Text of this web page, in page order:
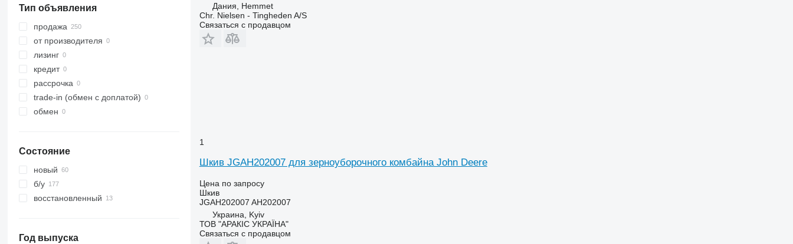
S690
T660
W550
W650
W660
Тип объявления
продажа
от производителя
лизинг
кредит
рассрочка
trade-in (обмен с доплатой)
обмен
Состояние
новый
б/у
восстановленный
Год выпуска
Дания, Hemmet
Chr. Nielsen - Tingheden A/S
Связаться с продавцом
1
Шкив JGAH202007 для зерноуборочного комбайна John Deere
Цена по запросу
Шкив
JGAH202007 AH202007
Украина, Kyiv
ТОВ "АРАКІС УКРАЇНА"
Связаться с продавцом